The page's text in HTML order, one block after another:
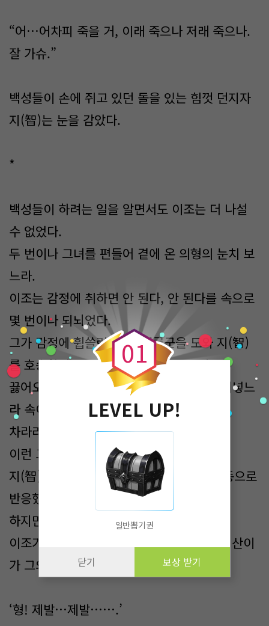
“어…어차피 죽을 거, 이래 죽으나 저래 죽으나.
잘 가슈.”
백성들이 손에 쥐고 있던 돌을 있는 힘껏 던지자
지(智)는 눈을 감았다.
*
백성들이 하려는 일을 알면서도 이조는 더 나설
수 없었다.
두 번이나 그녀를 편들어 곁에 온 의형의 눈치 보
느라.
이조는 감정에 취하면 안 된다, 안 된다를 속으로
몇 번이나 되뇌었다.
그가 감정에 휩쓸린 순간, 견룡군을 도와 지(智)
를 호송하던 동료들과 싸워야 할 테니까.
끓어오르는 감정을 누르고 눌러 깊숙이 욱여넣느
라 속이 다 문드러졌다.
차라리 이곳에 혼자 있었으면.
이런 고민 안 해도 될 텐데.
지(智)에게 날아가는 돌을 본 그는 몸이 자동으로
반응했다.
하지만…그의 뜻대로 하지 못했다.
이조가 반응할 걸 어찌 알았는지. 옆에 있던 산이
가 그의 어깨를 꾹 눌렀다.
‘형! 제발…제발…….’
0
0
1
LEVEL UP!
일반뽑기권
닫기 보상 받기